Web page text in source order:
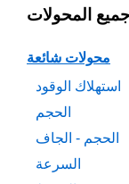
المحولات
محولات شائعة
استهلاك الوقود
الحجم
الحجم - الجاف
السرعة